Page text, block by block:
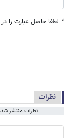
* لطفا حاصل عبارت را
نظرات
نظرات منتشر شده: